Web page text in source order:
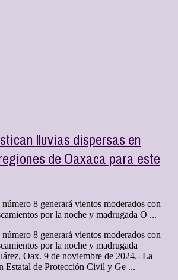
lluvias dispersas en
de Oaxaca para este
8 generará vientos moderados con
por la noche y madrugada O ...
8 generará vientos moderados con
por la noche y madrugada
Oax. 9 de noviembre de 2024.- La
Estatal de Protección Civil y Ge ...